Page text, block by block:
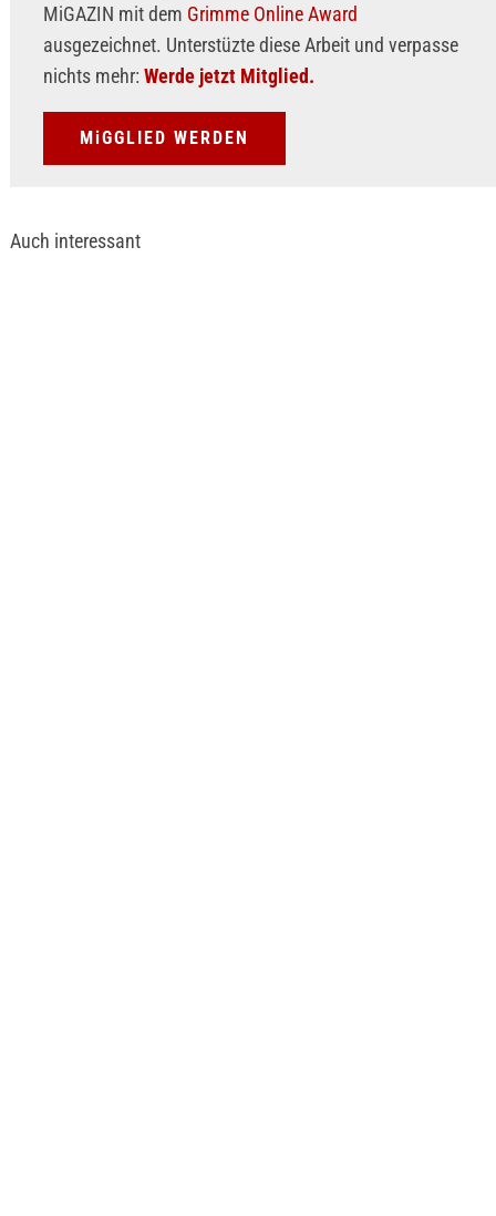
MiGAZIN mit dem Grimme Online Award
ausgezeichnet. Unterstüzte diese Arbeit und verpasse
nichts mehr: Werde jetzt Mitglied.
MiGGLIED WERDEN
Auch interessant